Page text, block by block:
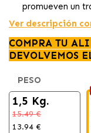
promueven un
calidad en
Piel y Pelaje en
EPA-DHA
relucientes.
Refuerzo para la
del sistema
Ver descripción
COMPRA TU
DEVOLVEMOS
PESO
1,5 Kg.
15.49 €
13.94 €